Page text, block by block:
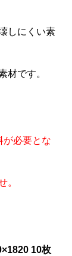
しにくい素
材です。
必要とな
。
10枚